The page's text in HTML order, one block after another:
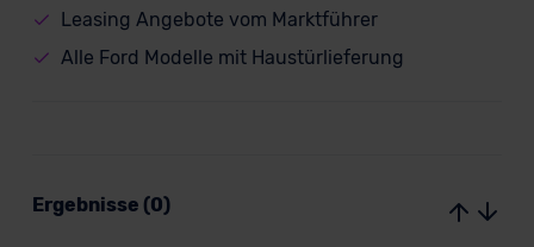
Leasing Angebote vom Marktführer
Alle Ford Modelle mit Haustürlieferung
Ergebnisse (0)